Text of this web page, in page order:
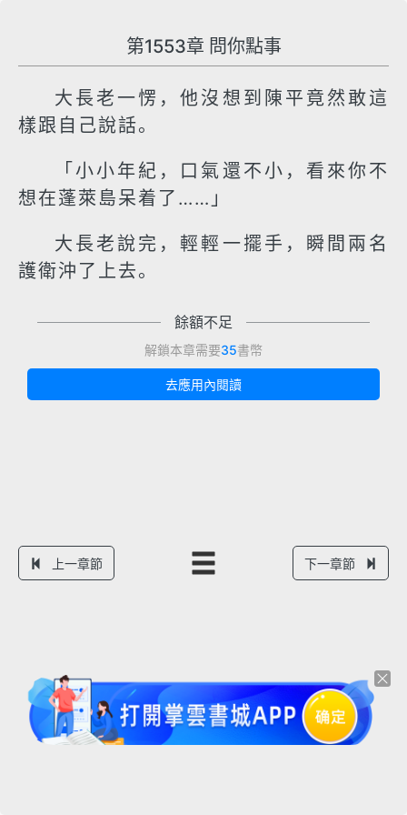
第1553章 問你點事
大長老一愣，他沒想到陳平竟然敢這
樣跟自己說話。
「小小年紀，口氣還不小，看來你不
想在蓬萊島呆着了……」
大長老說完，輕輕一擺手，瞬間兩名
護衛沖了上去。
餘額不足
解鎖本章需要35書幣
去應用內閱讀
上一章節 下一章節